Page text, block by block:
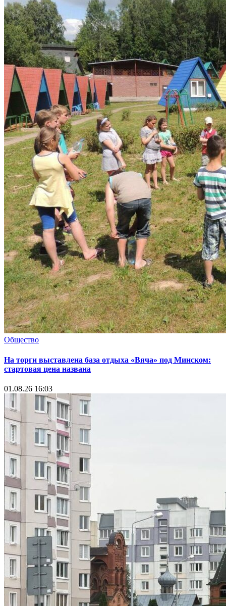
Общество
На торги выставлена база отдыха «Вяча» под Минском:
стартовая цена названа
01.08.26 16:03